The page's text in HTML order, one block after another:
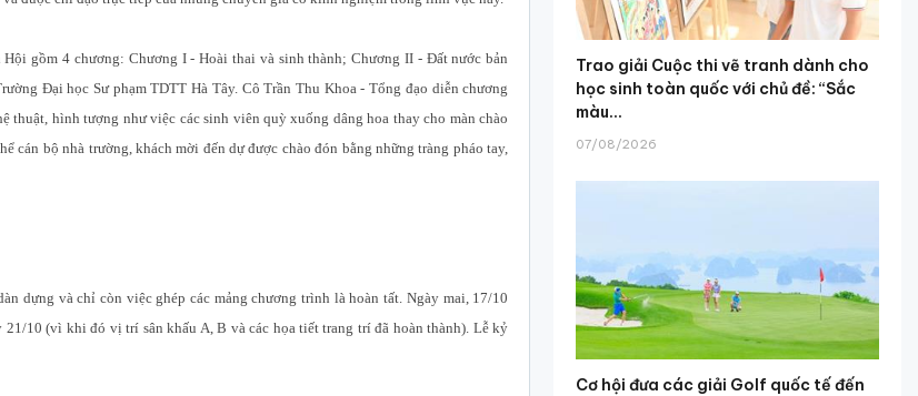
gồm 4 chương: Chương I - Hoài thai và sinh thành; Chương II - Đất nước bản
Đại học Sư phạm TDTT Hà Tây. Cô Trần Thu Khoa - Tổng đạo diễn chương
hình tượng như việc các sinh viên quỳ xuống dâng hoa thay cho màn chào
cán bộ nhà trường, khách mời đến dự được chào đón bằng những tràng pháo tay,
dựng và chỉ còn việc ghép các mảng chương trình là hoàn tất. Ngày mai, 17/10
10 (vì khi đó vị trí sân khấu A, B và các họa tiết trang trí đã hoàn thành). Lễ kỷ
Trao giải Cuộc thi vẽ tranh dành cho
học sinh toàn quốc với chủ đề: “Sắc
màu...
07/08/2026
Cơ hội đưa các giải Golf quốc tế đến